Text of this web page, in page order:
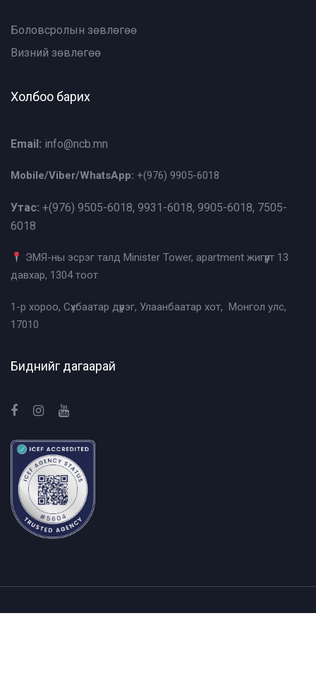
Боловсролын зөвлөгөө
Визний зөвлөгөө
Холбоо барих
Email: info@ncb.mn
Mobile/Viber/WhatsApp: +(976) 9905-6018
Утас: +(976) 9505-6018, 9931-6018, 9905-6018, 7505-
6018
ЭМЯ-ны эсрэг талд Minister Tower, apartment жигүүрт 13
давхар, 1304 тоот
1-р хороо, Сүхбаатар дүүрэг, Улаанбаатар хот, Монгол улс,
17010
Биднийг дагаарай